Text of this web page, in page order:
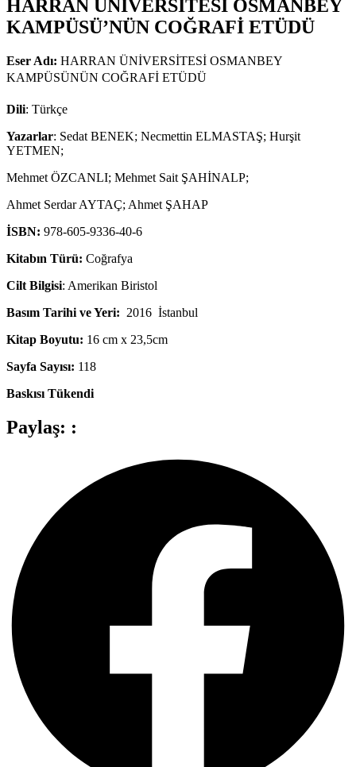
HARRAN ÜNİVERSİTESİ OSMANBEY
KAMPÜSÜ’NÜN COĞRAFİ ETÜDÜ
Eser Adı: HARRAN ÜNİVERSİTESİ OSMANBEY
KAMPÜSÜNÜN COĞRAFİ ETÜDÜ
Dili: Türkçe
Yazarlar: Sedat BENEK; Necmettin ELMASTAŞ; Hurşit
YETMEN;
Mehmet ÖZCANLI; Mehmet Sait ŞAHİNALP;
Ahmet Serdar AYTAÇ; Ahmet ŞAHAP
İSBN: 978-605-9336-40-6
Kitabın Türü: Coğrafya
Cilt Bilgisi: Amerikan Biristol
Basım Tarihi ve Yeri: 2016 İstanbul
Kitap Boyutu: 16 cm x 23,5cm
Sayfa Sayısı: 118
Baskısı Tükendi
Paylaş: :